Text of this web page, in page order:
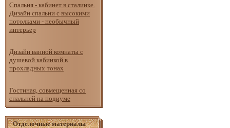
Спальня - кабинет в сталинке.
Дизайн спальни с высокими
потолками - необычный
интерьер
Дизайн ванной комнаты с
душевой кабинкой в
прохладных тонах
Гостиная, совмещенная со
спальней на подиуме
Отделочные материалы